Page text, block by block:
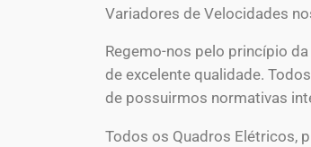
Variadores de Velocidades
Regemo-nos pelo princípio
de excelente qualidade.
de possuirmos normativas
Todos os Quadros Elétricos,